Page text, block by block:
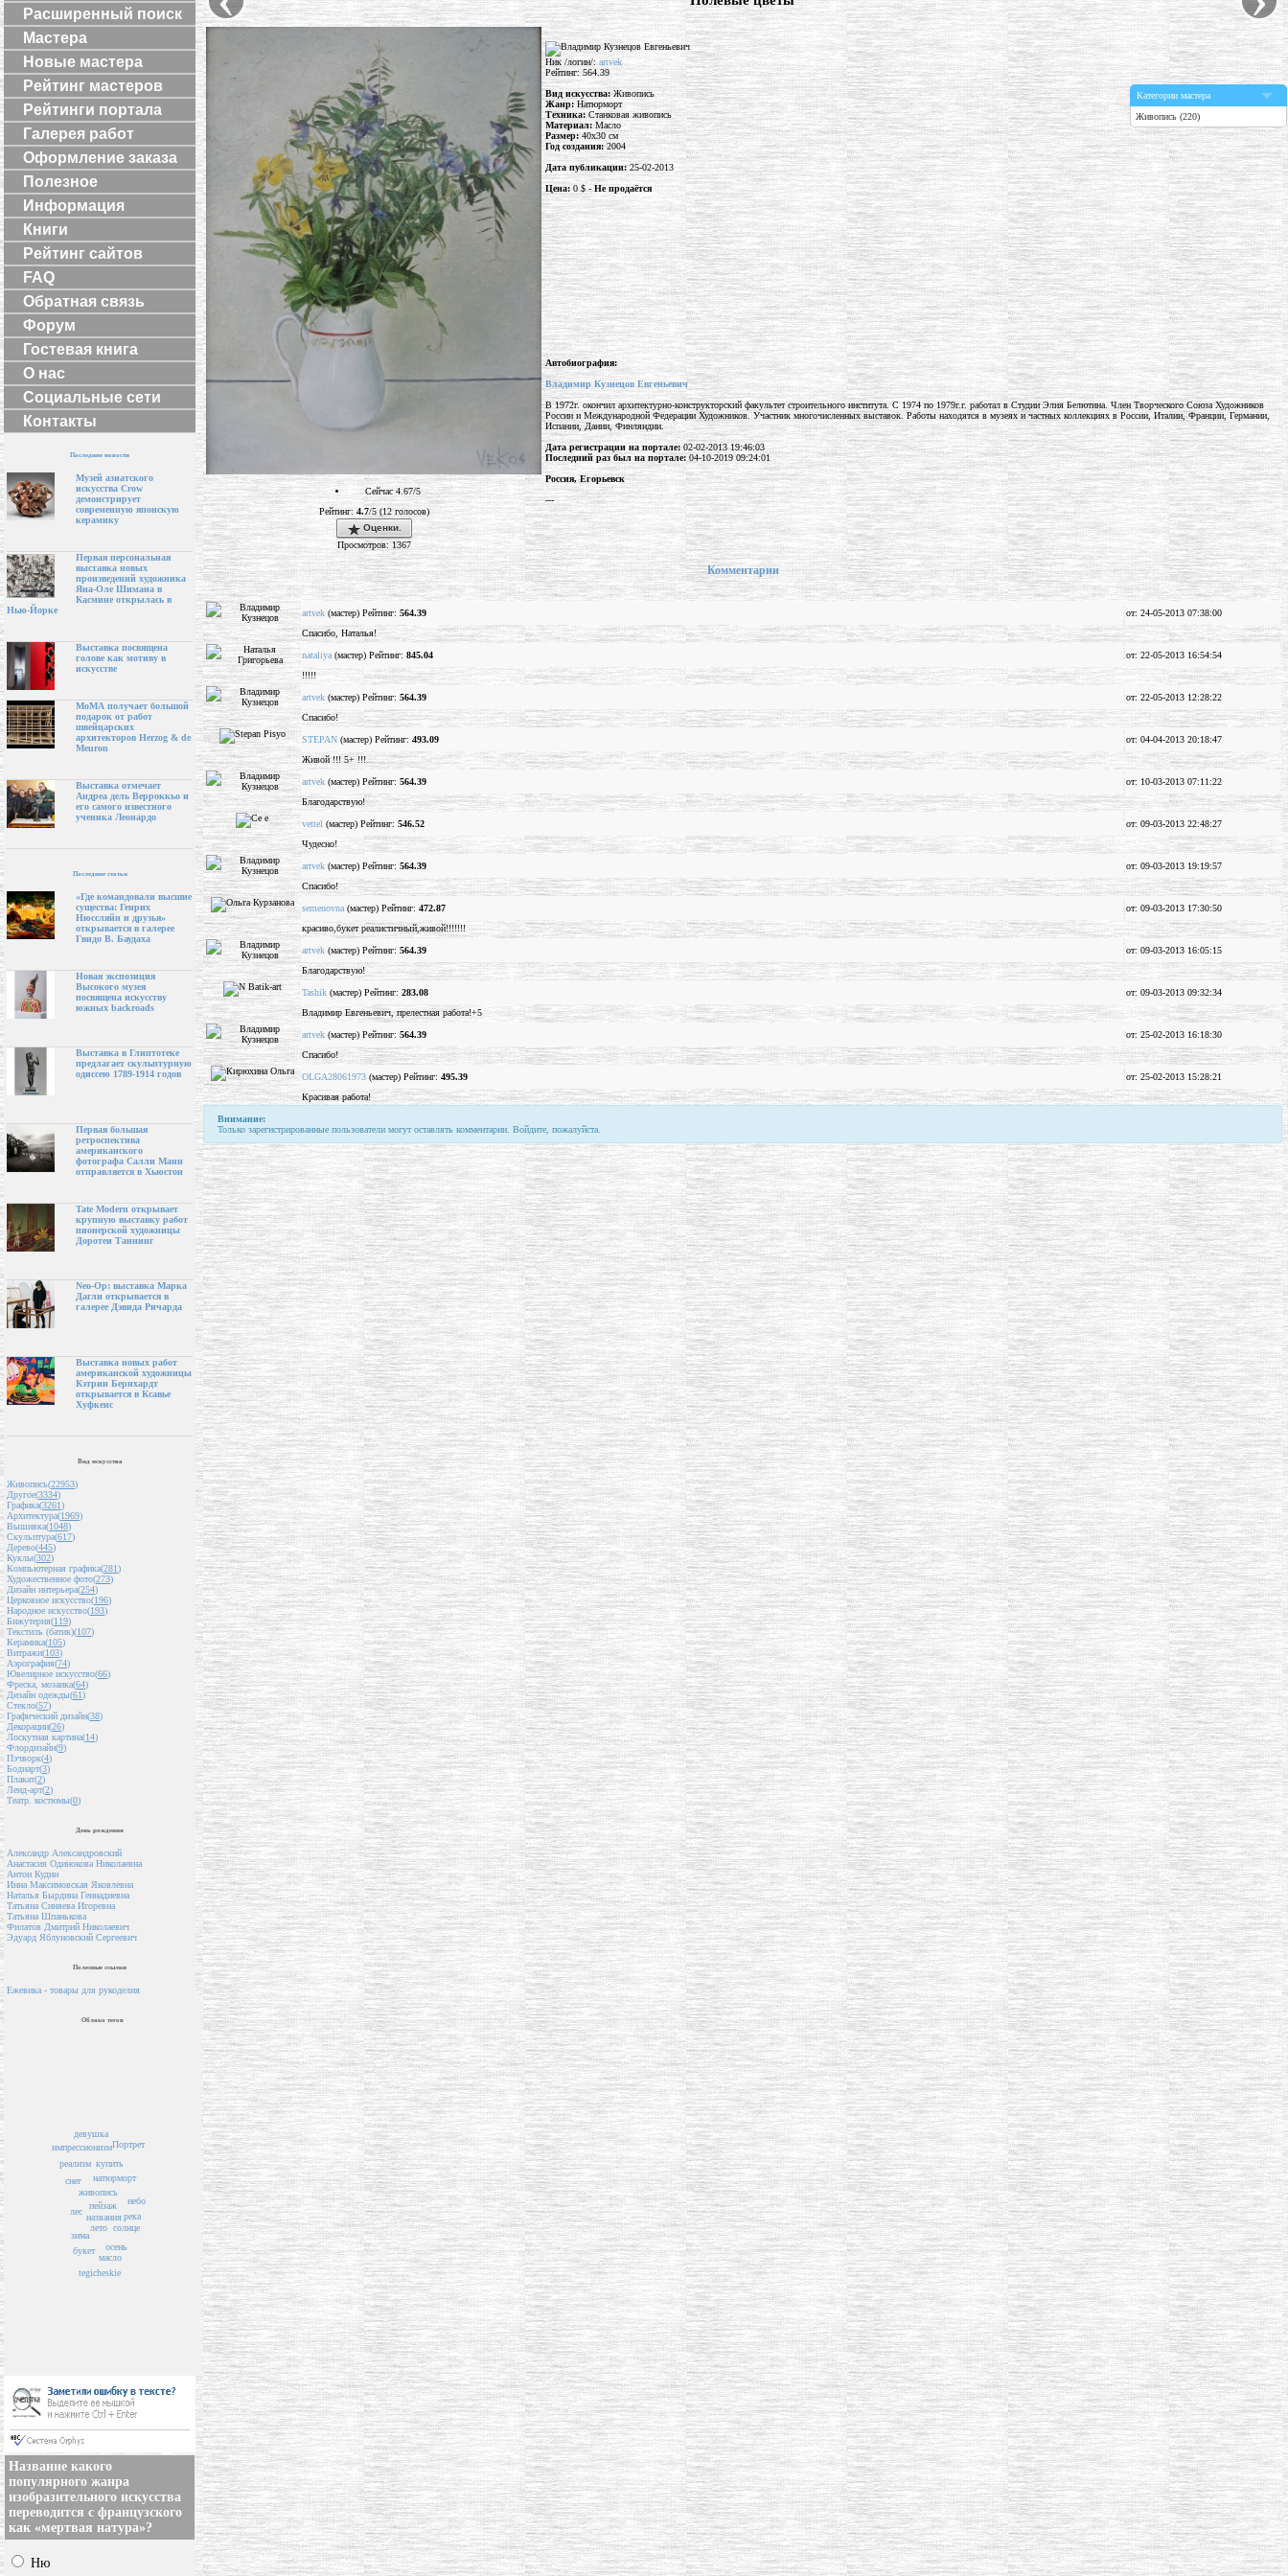
Расширенный поиск
Мастера
Новые мастера
Рейтинг мастеров
Рейтинги портала
Галерея работ
Оформление заказа
Полезное
Информация
Книги
Рейтинг сайтов
FAQ
Обратная связь
Форум
Гостевая книга
О нас
Социальные сети
Контакты
Последние новости
Музей азиатского
искусства Crow
демонстрирует
современную японскую
керамику
Первая персональная
выставка новых
произведений художника
Яна-Оле Шимана в
Касмине открылась в
Нью-Йорке
Выставка посвящена
голове как мотиву в
искусстве
МоМА получает большой
подарок от работ
швейцарских
архитекторов Herzog & de
Meuron
Выставка отмечает
Андреа дель Верроккьо и
его самого известного
ученика Леонардо
Последние статьи
«Где командовали высшие
существа: Генрих
Нюссляйн и друзья»
открывается в галерее
Гвидо В. Баудаха
Новая экспозиция
Высокого музея
посвящена искусству
южных backroads
Выставка в Глиптотеке
предлагает скульптурную
одиссею 1789-1914 годов
Первая большая
ретроспектива
американского
фотографа Салли Манн
отправляется в Хьюстон
Tate Modern открывает
крупную выставку работ
пионерской художницы
Доротеи Таннинг
Neo-Op: выставка Марка
Дагли открывается в
галерее Дэвида Ричарда
Выставка новых работ
американской художницы
Кэтрин Бернхардт
открывается в Ксавье
Хуфкенс
Вид искусства
Живопись(22953)
Другое(3334)
Графика(3261)
Архитектура(1969)
Вышивка(1048)
Скульптура(617)
Дерево(445)
Куклы(302)
Компьютерная графика(281)
Художественное фото(273)
Дизайн интерьера(254)
Церковное искусство(196)
Народное искусство(193)
Бижутерия(119)
Текстиль (батик)(107)
Керамика(105)
Витражи(103)
Аэрография(74)
Ювелирное искусство(66)
Фреска, мозаика(64)
Дизайн одежды(61)
Стекло(57)
Графический дизайн(38)
Декорации(26)
Лоскутная картина(14)
Флордизайн(9)
Пэчворк(4)
Бодиарт(3)
Плакат(2)
Ленд-арт(2)
Театр. костюмы(0)
День рождения
Александр Александровский
Анастасия Одинокова Николаевна
Антон Кудин
Инна Максимовская Яковлевна
Наталья Бырдина Геннадиевна
Татьяна Синяева Игоревна
Татьяна Шпанькова
Филатов Дмитрий Николаевич
Эдуард Яблуновский Сергеевич
Полезные ссылки
Ежевика - товары для рукоделия
Облако тегов
пейзаж
названия
живопись
лето
натюрморт
купить
солнце
лес
зима
осень
букет
масло
река
снег
tegicheskie
реализм
небо
импрессионизмПортрет
девушка
Название какого
популярного жанра
изобразительного искусства
переводится с французского
как «мертвая натура»?
Ню
Сейчас 4.67/5
Рейтинг: 4.7/5 (12 голосов)
Оценки.
Просмотров: 1367
Ник /логин/:artvek
Рейтинг: 564.39
Вид искусства: Живопись
Жанр: Натюрморт
Техника:Станковая живопись
Материал:Масло
Размер:40x30 см
Год создания:2004
Дата публикации: 25-02-2013
Цена:0 $ - Не продаётся
Категории мастера
Живопись (220)
Автобиография:
Владимир Кузнецов Евгеньевич
В 1972г. окончил архитектурно-конструкторский факультет строительного института. С 1974 по 1979г.г. работал в Студии Элия Белютина. Член Творческого Союза Художников
России и Международной Федерации Художников. Участник многочисленных выставок. Работы находятся в музеях и частных коллекциях в России, Италии, Франции, Германии,
Испании, Дании, Финляндии.
Дата регистрации на портале: 02-02-2013 19:46:03
Последний раз был на портале:04-10-2019 09:24:01
Россия, Егорьевск
---
Комментарии
artvek (мастер) Рейтинг: 564.39
от: 24-05-2013 07:38:00
Спасибо, Наталья!
nataliya (мастер) Рейтинг: 845.04
от: 22-05-2013 16:54:54
!!!!!
artvek (мастер) Рейтинг: 564.39
от: 22-05-2013 12:28:22
Спасибо!
STEPAN (мастер) Рейтинг: 493.09
от: 04-04-2013 20:18:47
Живой !!! 5+ !!!
artvek (мастер) Рейтинг: 564.39
от: 10-03-2013 07:11:22
Благодарствую!
vettel (мастер) Рейтинг: 546.52
от: 09-03-2013 22:48:27
Чудесно!
artvek (мастер) Рейтинг: 564.39
от: 09-03-2013 19:19:57
Спасибо!
semenovna (мастер) Рейтинг: 472.87
от: 09-03-2013 17:30:50
красиво,букет реалистичный,живой!!!!!!!
artvek (мастер) Рейтинг: 564.39
от: 09-03-2013 16:05:15
Благодарствую!
Tashik (мастер) Рейтинг: 283.08
от: 09-03-2013 09:32:34
Владимир Евгеньевич, прелестная работа!+5
artvek (мастер) Рейтинг: 564.39
от: 25-02-2013 16:18:30
Спасибо!
OLGA28061973 (мастер) Рейтинг: 495.39
от: 25-02-2013 15:28:21
Красивая работа!
Внимание:
Только зарегистрированные пользователи могут оставлять комментарии. Войдите, пожалуйста.